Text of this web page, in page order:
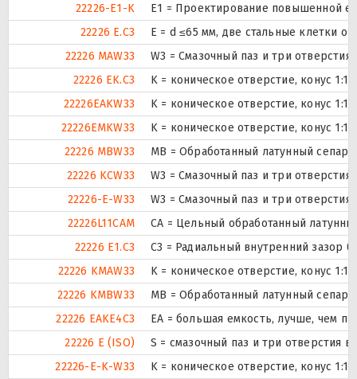
22226-E1-K
E1 = Проектирование повышенной
22226 E.C3
E = d ≤65 мм, две стальные клетки
22226 MAW33
W3 = Смазочный паз и три
22226 EK.C3
K = коническое отверстие, конус
22226EAKW33
K = коническое отверстие, конус
22226EMKW33
K = коническое отверстие, конус
22226 MBW33
MB = Обработанный латунный
22226 KCW33
W3 = Смазочный паз и три
22226-E-W33
W3 = Смазочный паз и три
22226L11CAM
CA = Цельный обработанный
22226 E1.C3
C3 = Радиальный внутренний зазор
22226 KMAW33
K = коническое отверстие, конус
22226 KMBW33
MB = Обработанный латунный
22226 EAKE4C3
EA = большая емкость, лучше, чем
22226 E (ISO)
S = смазочный паз и три отверстия
22226-E-K-W33
K = коническое отверстие, конус